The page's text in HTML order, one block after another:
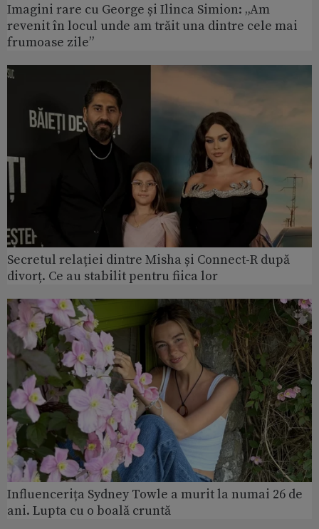
Imagini rare cu George și Ilinca Simion: „Am
revenit în locul unde am trăit una dintre cele mai
frumoase zile”
Secretul relației dintre Misha și Connect-R după
divorț. Ce au stabilit pentru fiica lor
Influencerița Sydney Towle a murit la numai 26 de
ani. Lupta cu o boală cruntă